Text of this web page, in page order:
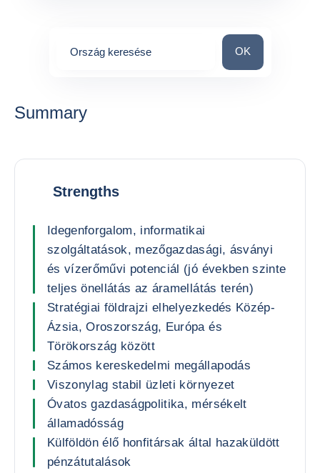
Ország keresése Ország keresése
OK
Summary
Strengths
Idegenforgalom, informatikai
szolgáltatások, mezőgazdasági, ásványi
és vízerőművi potenciál (jó években szinte
teljes önellátás az áramellátás terén)
Stratégiai földrajzi elhelyezkedés Közép-
Ázsia, Oroszország, Európa és
Törökország között
Számos kereskedelmi megállapodás
Viszonylag stabil üzleti környezet
Óvatos gazdaságpolitika, mérsékelt
államadósság
Külföldön élő honfitársak által hazaküldött
pénzátutalások